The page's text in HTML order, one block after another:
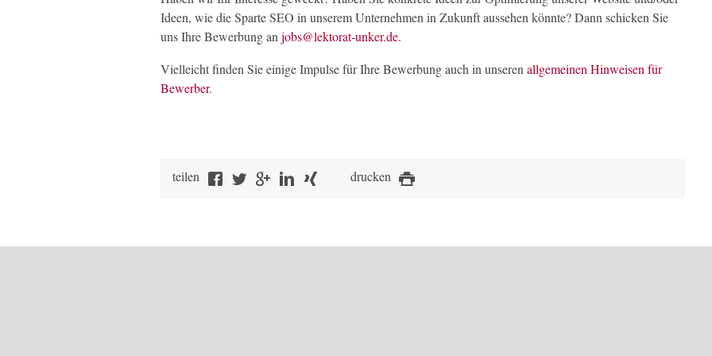
Ideen, wie die Sparte SEO in unserem Unternehmen in Zukunft aussehen könnte? Dann schicken Sie
uns Ihre Bewerbung an jobs@lektorat-unker.de.
Vielleicht finden Sie einige Impulse für Ihre Bewerbung auch in unseren allgemeinen Hinweisen für
Bewerber.
teilen drucken